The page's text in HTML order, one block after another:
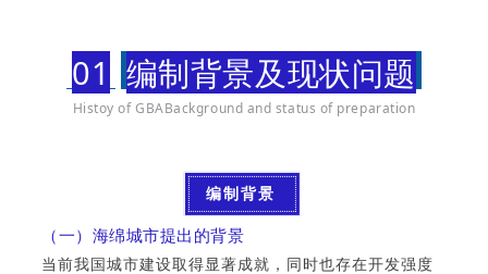
01 编制背景及现状问题
Histoy of GBABackground and status of preparation
编制背景
（一）海绵城市提出的背景
当前我国城市建设取得显著成就，同时也存在开发强度